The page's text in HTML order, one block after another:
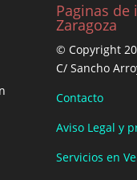
Paginas de
Zaragoza
© Copyright
C/ Sancho
Contacto
Aviso Legal y
Servicios en